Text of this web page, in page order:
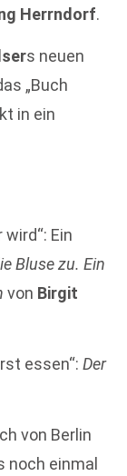
Herrndorf.
s neuen
„Buch
in ein
Ein
Bluse zu. Ein
von Birgit
essen“: Der
von Berlin
noch einmal